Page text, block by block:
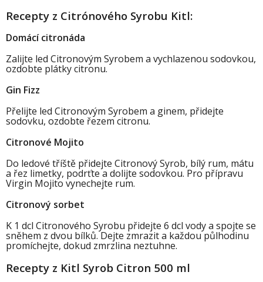
Recepty z Citrónového Syrobu Kitl:
Domácí citronáda
Zalijte led Citronovým Syrobem a vychlazenou sodovkou,
ozdobte plátky citronu.
Gin Fizz
Přelijte led Citronovým Syrobem a ginem, přidejte
sodovku, ozdobte řezem citronu.
Citronové Mojito
Do ledové tříště přidejte Citronový Syrob, bílý rum, mátu
a řez limetky, podrťte a dolijte sodovkou. Pro přípravu
Virgin Mojito vynechejte rum.
Citronový sorbet
K 1 dcl Citronového Syrobu přidejte 6 dcl vody a spojte se
sněhem z dvou bílků. Dejte zmrazit a každou půlhodinu
promíchejte, dokud zmrzlina neztuhne.
Recepty z Kitl Syrob Citron 500 ml